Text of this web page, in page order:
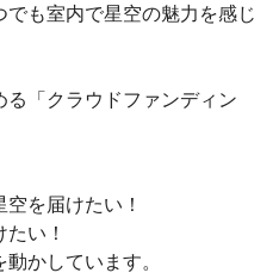
も室内で星空の魅力を感じ
「クラウドファンディン
を届けたい！
い！
かしています。